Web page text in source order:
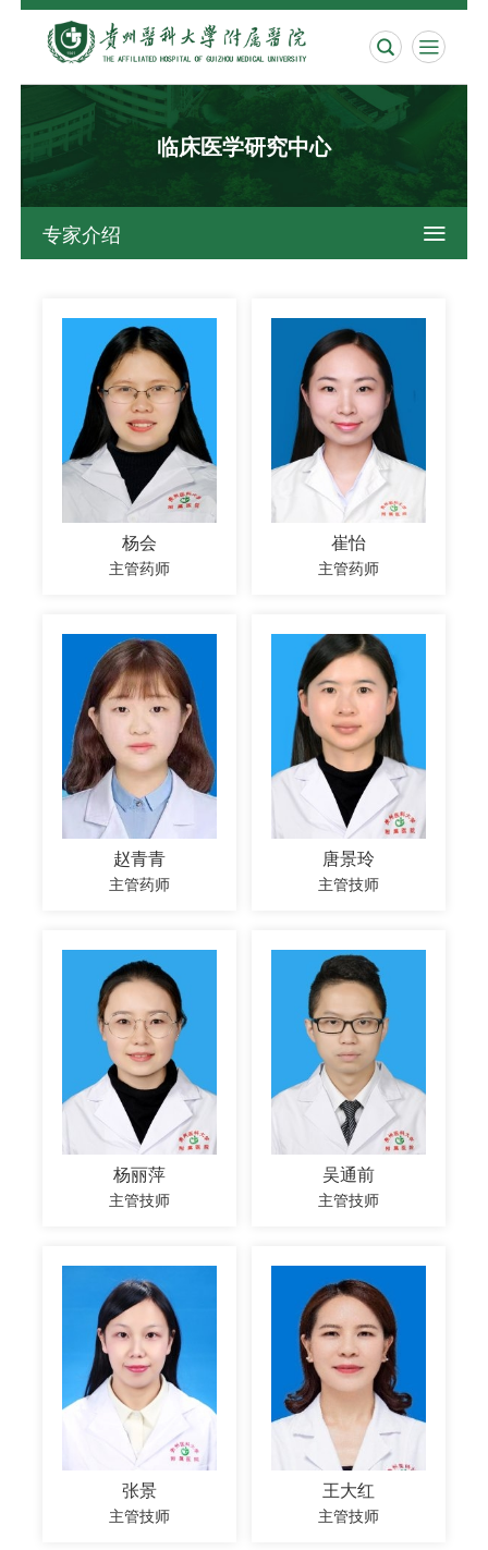
 
临床医学研究中心
专家介绍 
杨会
主管药师
崔怡
主管药师
赵青青
主管药师
唐景玲
主管技师
杨丽萍
主管技师
吴通前
主管技师
张景
主管技师
王大红
主管技师